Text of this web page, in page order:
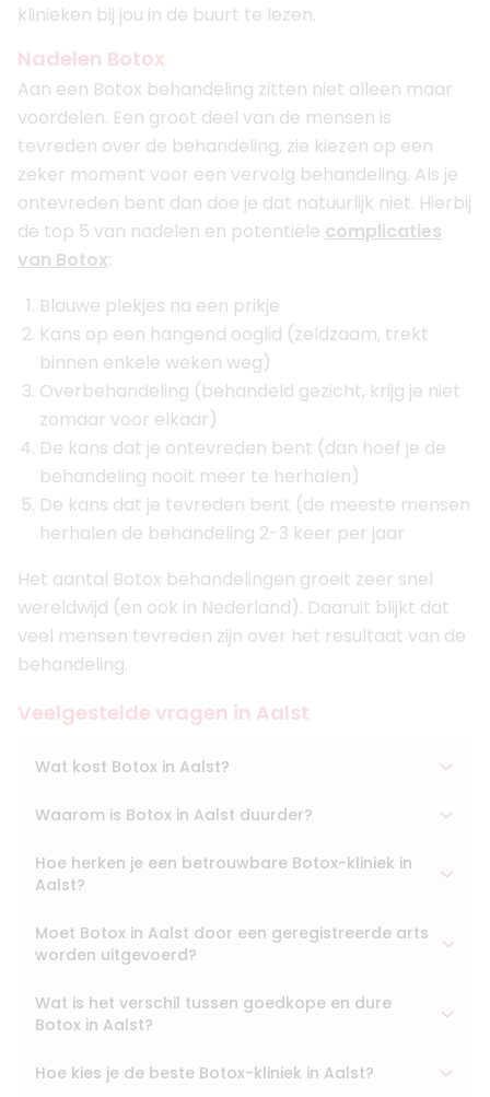
klinieken bij jou in de buurt te lezen.
Nadelen Botox
Aan een Botox behandeling zitten niet alleen maar
voordelen. Een groot deel van de mensen is
tevreden over de behandeling, zie kiezen op een
zeker moment voor een vervolg behandeling. Als je
ontevreden bent dan doe je dat natuurlijk niet. Hierbij
de top 5 van nadelen en potentiële complicaties
van Botox:
Blauwe plekjes na een prikje
Kans op een hangend ooglid (zeldzaam, trekt
binnen enkele weken weg)
Overbehandeling (behandeld gezicht, krijg je niet
zomaar voor elkaar)
De kans dat je ontevreden bent (dan hoef je de
behandeling nooit meer te herhalen)
De kans dat je tevreden bent (de meeste mensen
herhalen de behandeling 2-3 keer per jaar
Het aantal Botox behandelingen groeit zeer snel
wereldwijd (en ook in Nederland). Daaruit blijkt dat
veel mensen tevreden zijn over het resultaat van de
behandeling.
Veelgestelde vragen in Aalst
Wat kost Botox in Aalst?
Waarom is Botox in Aalst duurder?
Hoe herken je een betrouwbare Botox-kliniek in
Aalst?
Moet Botox in Aalst door een geregistreerde arts
worden uitgevoerd?
Wat is het verschil tussen goedkope en dure
Botox in Aalst?
Hoe kies je de beste Botox-kliniek in Aalst?